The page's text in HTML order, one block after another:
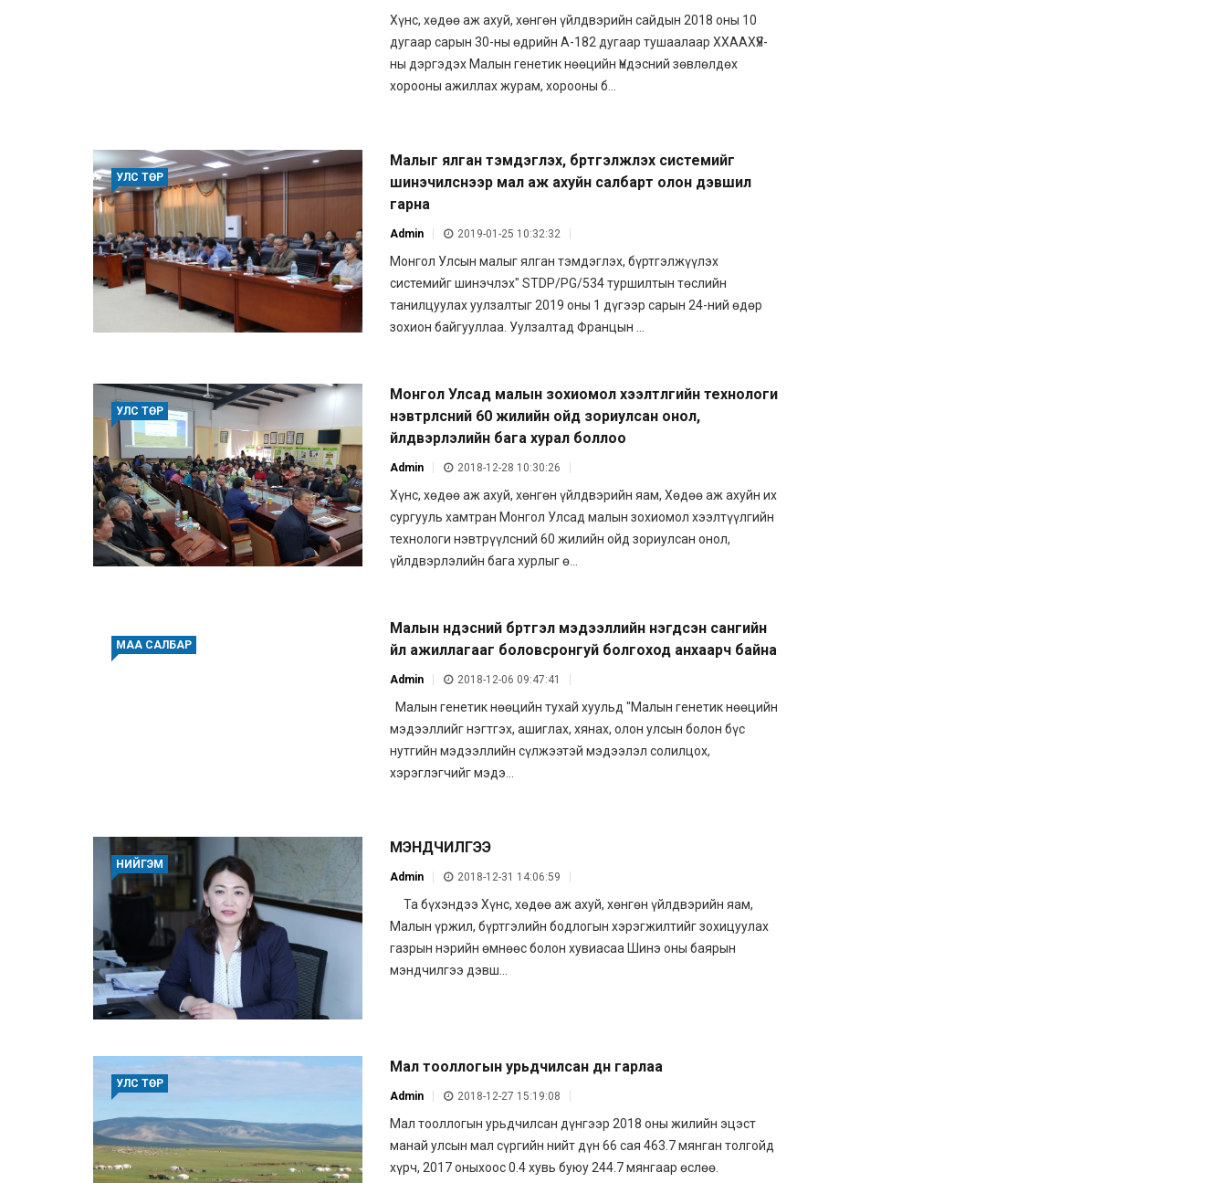
Хүнс, хөдөө аж ахуй, хөнгөн үйлдвэрийн сайдын 2018 оны 10
дугаар сарын 30-ны өдрийн А-182 дугаар тушаалаар ХХААХҮЯ-
ны дэргэдэх Малын генетик нөөцийн Үндэсний зөвлөлдөх
хорооны ажиллах журам, хорооны б...
УЛС ТӨР
Малыг ялган тэмдэглэх, бүртгэлжүүлэх системийг
шинэчилснээр мал аж ахуйн салбарт олон дэвшил
гарна
Admin 2019-01-25 10:32:32
Монгол Улсын малыг ялган тэмдэглэх, бүртгэлжүүлэх
системийг шинэчлэх" STDP/PG/534 туршилтын төслийн
танилцуулах уулзалтыг 2019 оны 1 дүгээр сарын 24-ний өдөр
зохион байгууллаа. Уулзалтад Францын ...
УЛС ТӨР
Монгол Улсад малын зохиомол хээлтүүлгийн технологи
нэвтрүүлсний 60 жилийн ойд зориулсан онол,
үйлдвэрлэлийн бага хурал боллоо
Admin 2018-12-28 10:30:26
Хүнс, хөдөө аж ахуй, хөнгөн үйлдвэрийн яам, Хөдөө аж ахуйн их
сургууль хамтран Монгол Улсад малын зохиомол хээлтүүлгийн
технологи нэвтрүүлсний 60 жилийн ойд зориулсан онол,
үйлдвэрлэлийн бага хурлыг ө...
МАА САЛБАР
Малын үндэсний бүртгэл мэдээллийн нэгдсэн сангийн
үйл ажиллагааг боловсронгуй болгоход анхаарч байна
Admin 2018-12-06 09:47:41
Малын генетик нөөцийн тухай хуульд "Малын генетик нөөцийн
мэдээллийг нэгтгэх, ашиглах, хянах, олон улсын болон бүс
нутгийн мэдээллийн сүлжээтэй мэдээлэл солилцох,
хэрэглэгчийг мэдэ...
НИЙГЭМ
МЭНДЧИЛГЭЭ
Admin 2018-12-31 14:06:59
Та бүхэндээ Хүнс, хөдөө аж ахуй, хөнгөн үйлдвэрийн яам,
Малын үржил, бүртгэлийн бодлогын хэрэгжилтийг зохицуулах
газрын нэрийн өмнөөс болон хувиасаа Шинэ оны баярын
мэндчилгээ дэвш...
УЛС ТӨР
Мал тооллогын урьдчилсан дүн гарлаа
Admin 2018-12-27 15:19:08
Мал тооллогын урьдчилсан дүнгээр 2018 оны жилийн эцэст
манай улсын мал сүргийн нийт дүн 66 сая 463.7 мянган толгойд
хүрч, 2017 оныхоос 0.4 хувь буюу 244.7 мянгаар өслөө.